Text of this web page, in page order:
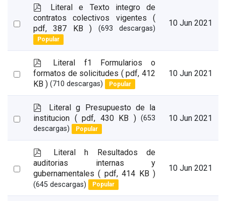
Select
item
p
d
Literal e Texto integro de
contratos colectivos vigentes
(
pdf, 387 KB )
(693 descargas)
Popular
10 Jun 2021
Select
p
d
f
Literal f1 Formularios o
formatos de solicitudes ( pdf, 412
KB ) (710 descargas) Popular
10 Jun 2021
Select
p
d
f
Literal g Presupuesto de la
institucion ( pdf, 430 KB ) (653
descargas)
Popular
10 Jun 2021
Select
item
p
d
f
Literal h Resultados de
auditorias internas y
gubernamentales ( pdf, 414 KB )
(645 descargas) Popular
10 Jun 2021